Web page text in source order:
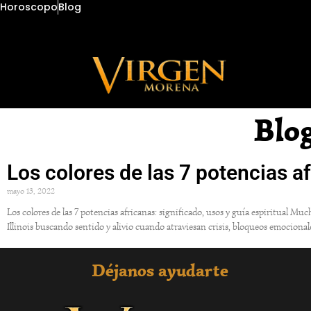
HoroscopoBlog
Los colores de las 7 potencias
mayo 13, 2022
Los colores de las 7 potencias africanas: significado, usos y guía espiritual
Illinois buscando sentido y alivio cuando atraviesan crisis, bloqueos
Déjanos ayudarte